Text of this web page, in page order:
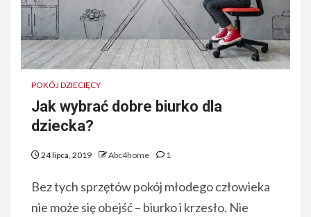
POKÓJ DZIECIĘCY
Jak wybrać dobre biurko dla
dziecka?
24 lipca, 2019 Abc4home 1
Bez tych sprzętów pokój młodego człowieka
nie może się obejść – biurko i krzesło. Nie